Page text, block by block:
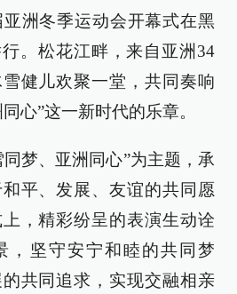
洲冬季运动会开幕式在黑
。松花江畔，来自亚洲34
健儿欢聚一堂，共同奏响
心”这一新时代的乐章。
梦、亚洲同心”为主题，承
平、发展、友谊的共同愿
，精彩纷呈的表演生动诠
，坚守安宁和睦的共同梦
共同追求，实现交融相亲